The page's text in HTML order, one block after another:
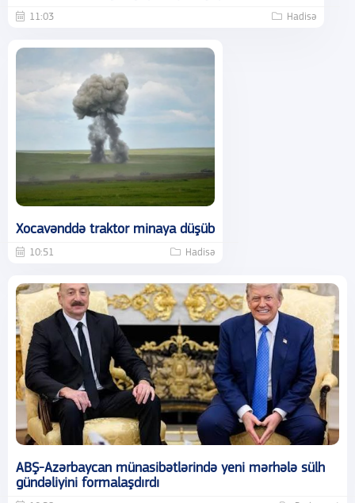
11:03 Hadisə
Xocavənddə traktor minaya düşüb
10:51 Hadisə
ABŞ-Azərbaycan münasibətlərində yeni mərhələ sülh
gündəliyini formalaşdırdı